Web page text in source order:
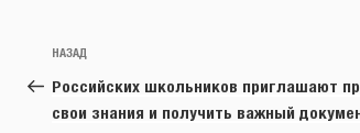
Навигация
по
записям
Предыдущая
запись:
НАЗАД
Российских школьников приглашают
свои знания и получить важный